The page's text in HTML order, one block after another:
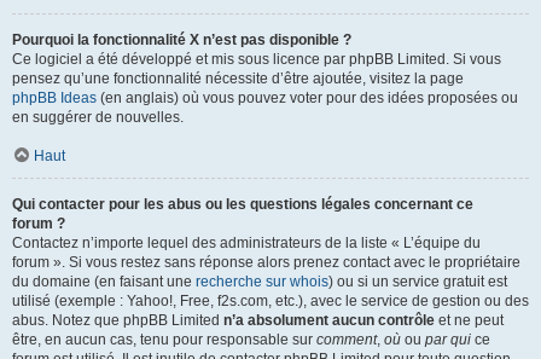
Pourquoi la fonctionnalité X n’est pas disponible ?
Ce logiciel a été développé et mis sous licence par phpBB Limited. Si vous
pensez qu’une fonctionnalité nécessite d’être ajoutée, visitez la page
phpBB Ideas (en anglais) où vous pouvez voter pour des idées proposées ou
en suggérer de nouvelles.
Haut
Qui contacter pour les abus ou les questions légales concernant ce
forum ?
Contactez n’importe lequel des administrateurs de la liste « L’équipe du
forum ». Si vous restez sans réponse alors prenez contact avec le propriétaire
du domaine (en faisant une recherche sur whois) ou si un service gratuit est
utilisé (exemple : Yahoo!, Free, f2s.com, etc.), avec le service de gestion ou des
abus. Notez que phpBB Limited n’a absolument aucun contrôle et ne peut
être, en aucun cas, tenu pour responsable sur comment, où ou par qui ce